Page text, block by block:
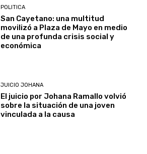
POLITICA
San Cayetano: una multitud
movilizó a Plaza de Mayo en medio
de una profunda crisis social y
económica
JUICIO JOHANA
El juicio por Johana Ramallo volvió
sobre la situación de una joven
vinculada a la causa